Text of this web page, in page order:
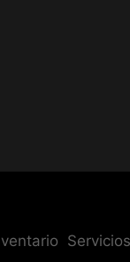
Servicios